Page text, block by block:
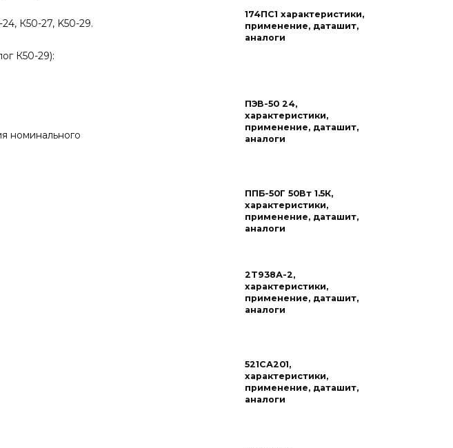
К50-27, K50-29.
К50-29):
номинального
174ПС1 характеристики,
применение, даташит,
аналоги
ПЭВ-50 24,
характеристики,
применение, даташит,
аналоги
ППБ-50Г 50Вт 1.5К,
характеристики,
применение, даташит,
аналоги
2Т938А-2,
характеристики,
применение, даташит,
аналоги
521СА201,
характеристики,
применение, даташит,
аналоги